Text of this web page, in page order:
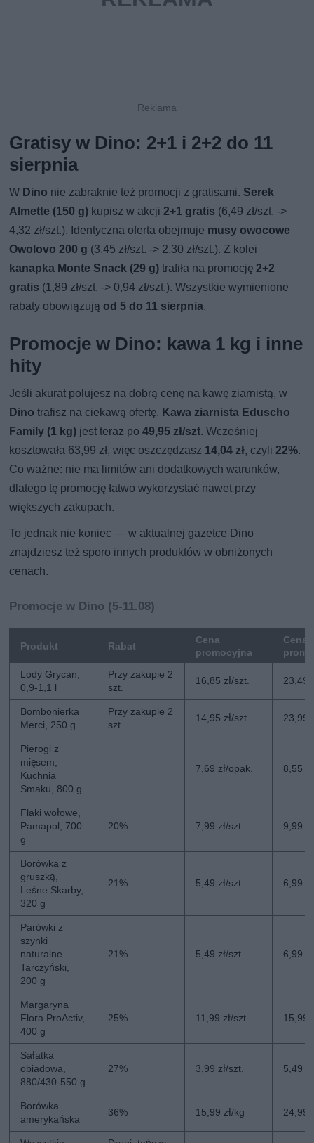
Gratisy w Dino: 2+1 i 2+2 do 11
sierpnia
W Dino nie zabraknie też promocji z gratisami. Serek
Almette (150 g) kupisz w akcji2+1 gratis (6,49 zł/szt. ->
4,32 zł/szt.). Identyczna oferta obejmuje musy owocowe
Owolovo 200 g (3,45 zł/szt. -> 2,30 zł/szt.). Z kolei
kanapka Monte Snack (29 g) trafiła na promocję2+2
gratis (1,89 zł/szt. -> 0,94 zł/szt.). Wszystkie wymienione
rabaty obowiązują od 5 do 11 sierpnia.
Promocje w Dino: kawa 1 kg i inne
hity
Jeśli akurat polujesz na dobrą cenę na kawę ziarnistą, w
Dino trafisz na ciekawą ofertę. Kawa ziarnista Eduscho
Family (1 kg) jest teraz po49,95 zł/szt. Wcześniej
kosztowała 63,99 zł, więc oszczędzasz 14,04 zł, czyli22%.
Co ważne: nie ma limitów ani dodatkowych warunków,
dlatego tę promocję łatwo wykorzystać nawet przy
większych zakupach.
To jednak nie koniec — w aktualnej gazetce Dino
znajdziesz też sporo innych produktów w obniżonych
cenach.
Promocje w Dino (5-11.08)
Produkt Rabat
Cena
promocyjna
Cena
Lody Grycan,
0,9-1,1 l
Przy zakupie 2
szt.
16,85 zł/szt. 23,49
Bombonierka
Merci, 250 g
Przy zakupie 2
szt.
14,95 zł/szt. 23,99
Pierogi z
mięsem,
Kuchnia
Smaku, 800 g
7,69 zł/opak. 8,55
Flaki wołowe,
Pamapol, 700
g
20% 7,99 zł/szt. 9,99
Borówka z
gruszką,
Leśne Skarby,
320 g
21% 5,49 zł/szt. 6,99
Parówki z
szynki
naturalne
Tarczyński,
200 g
21% 5,49 zł/szt. 6,99
Margaryna
Flora ProActiv,
400 g
25% 11,99 zł/szt. 15,99
Sałatka
obiadowa,
880/430-550 g
27% 3,99 zł/szt. 5,49
Borówka
amerykańska
36% 15,99 zł/kg 24,99